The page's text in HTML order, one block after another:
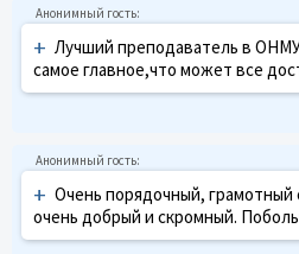
+ Лучший преподаватель в
самое главное,что может все
+ Очень порядочный, грамотный
очень добрый и скромный.